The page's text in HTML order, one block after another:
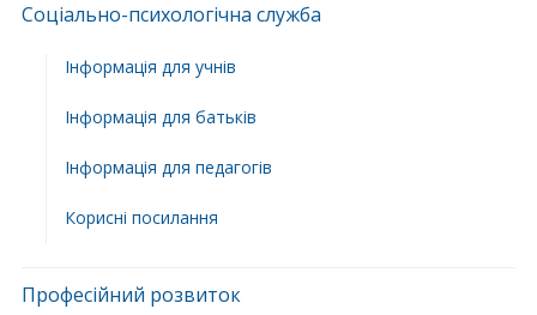
Соціально-психологічна служба
Інформація для учнів
Інформація для батьків
Інформація для педагогів
Корисні посилання
Професійний розвиток